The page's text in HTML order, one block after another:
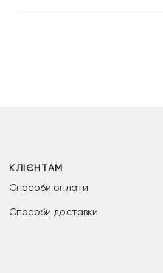
КЛІЄНТАМ
Способи оплати
Способи доставки